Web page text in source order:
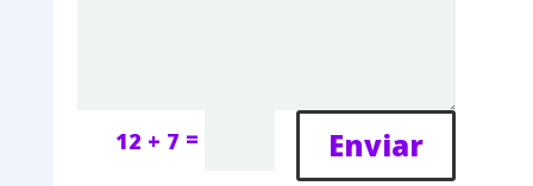
12 + 7 = Enviar